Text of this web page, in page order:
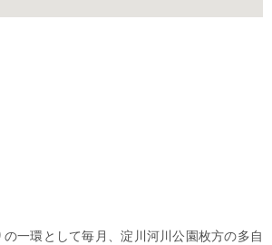
一環として毎月、淀川河川公園枚方の多自